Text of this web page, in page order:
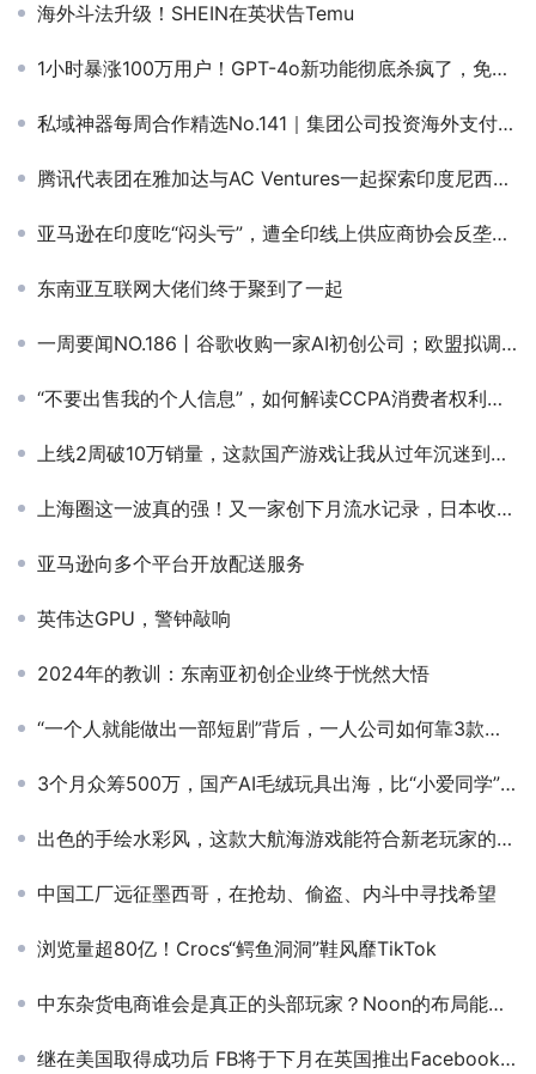
海外斗法升级！SHEIN在英状告Temu
1小时暴涨100万用户！GPT-4o新功能彻底杀疯了，免费使用
私域神器每周合作精选No.141｜集团公司投资海外支付，游戏等；欧美休闲混变游戏寻发行；出海短剧APP寻求海外平台等
腾讯代表团在雅加达与AC Ventures一起探索印度尼西亚的科技潜力
亚马逊在印度吃“闷头亏”，遭全印线上供应商协会反垄断诉讼
东南亚互联网大佬们终于聚到了一起
一周要闻NO.186丨谷歌收购一家AI初创公司；欧盟拟调查Shein非法产品上架；网易蒙特利尔3A工作室裁员；腾讯内测AI社交“元宝派”
“不要出售我的个人信息”，如何解读CCPA消费者权利？ | 风控Law School
上线2周破10万销量，这款国产游戏让我从过年沉迷到现在
上海圈这一波真的强！又一家创下月流水记录，日本收入仅次于网易
亚马逊向多个平台开放配送服务
英伟达GPU，警钟敲响
2024年的教训：东南亚初创企业终于恍然大悟
“一个人就能做出一部短剧”背后，一人公司如何靠3款工具赚到钱？
3个月众筹500万，国产AI毛绒玩具出海，比“小爱同学”更懂情绪价值？
出色的手绘水彩风，这款大航海游戏能符合新老玩家的期盼吗？
中国工厂远征墨西哥，在抢劫、偷盗、内斗中寻找希望
浏览量超80亿！Crocs“鳄鱼洞洞”鞋风靡TikTok
中东杂货电商谁会是真正的头部玩家？Noon的布局能获得认可吗？
继在美国取得成功后 FB将于下月在英国推出Facebook News